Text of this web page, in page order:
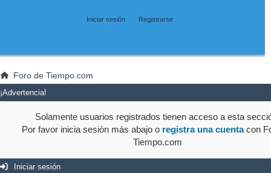
Iniciar sesión Registrarse
Foro de Tiempo.com
¡Advertencia!
Solamente usuarios registrados tienen acceso a esta
Por favor inicia sesión más abajo o registra una cuentacon
Tiempo.com
Iniciar sesión